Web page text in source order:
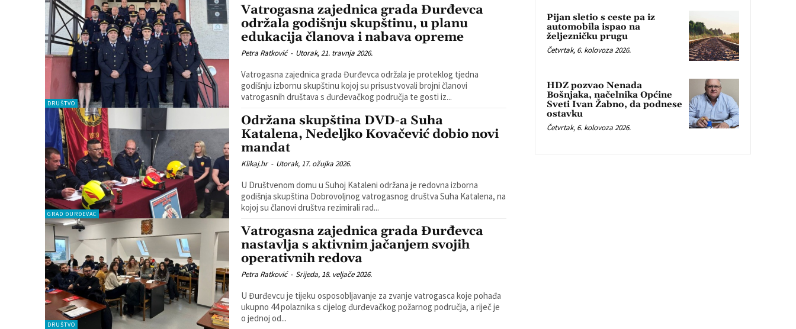
DRUŠTVO
Vatrogasna zajednica grada Đurđevca
održala godišnju skupštinu, u planu
edukacija članova i nabava opreme
Petra Ratković - Utorak, 21. travnja 2026.
Vatrogasna zajednica grada Đurđevca održala je proteklog tjedna
godišnju izbornu skupštinu kojoj su prisustvovali brojni članovi
vatrogasnih društava s đurđevačkog područja te gosti iz...
GRAD ĐURĐEVAC
Održana skupština DVD-a Suha
Katalena, Nedeljko Kovačević dobio novi
mandat
Klikaj.hr - Utorak, 17. ožujka 2026.
U Društvenom domu u Suhoj Kataleni održana je redovna izborna
godišnja skupština Dobrovoljnog vatrogasnog društva Suha Katalena, na
kojoj su članovi društva rezimirali rad...
DRUŠTVO
Vatrogasna zajednica grada Đurđevca
nastavlja s aktivnim jačanjem svojih
operativnih redova
Petra Ratković - Srijeda, 18. veljače 2026.
U Đurđevcu je tijeku osposobljavanje za zvanje vatrogasca koje pohađa
ukupno 44 polaznika s cijelog đurđevačkog požarnog područja, a riječ je
o jednoj od...
Pijan sletio s ceste pa iz
automobila ispao na
željezničku prugu
Četvrtak, 6. kolovoza 2026.
HDZ pozvao Nenada
Bošnjaka, načelnika Općine
Sveti Ivan Žabno, da podnese
ostavku
Četvrtak, 6. kolovoza 2026.